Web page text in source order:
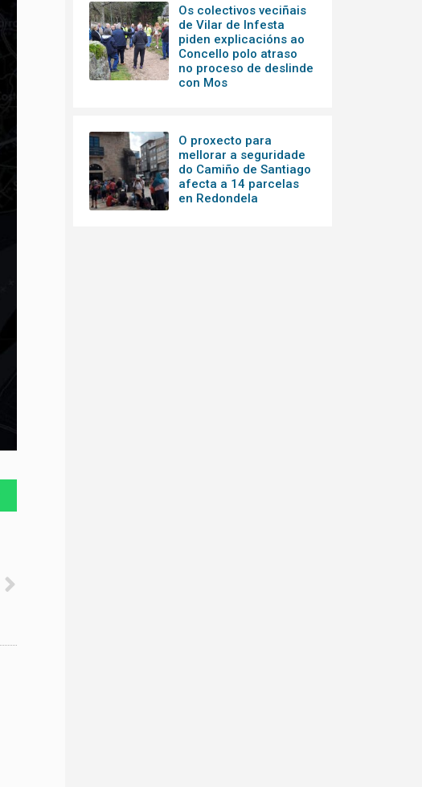
Os colectivos veciñais
de Vilar de Infesta
piden explicacións ao
Concello polo atraso
no proceso de deslinde
con Mos
O proxecto para
mellorar a seguridade
do Camiño de Santiago
afecta a 14 parcelas
en Redondela